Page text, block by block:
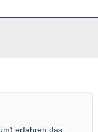
erfahren das